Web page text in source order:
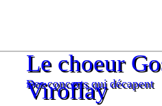
Des concerts qui décapent
Le choeur
Viroflay
Des concerts qui décapent
Le choeur
Viroflay